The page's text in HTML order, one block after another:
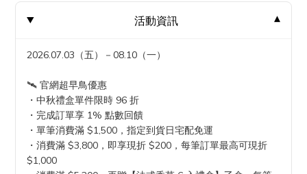
活動資訊
2026.07.03（五）－08.10（一）
🛰️ 官網超早鳥優惠
・中秋禮盒單件限時 96 折
・完成訂單享 1% 點數回饋
・單筆消費滿 $1,500，指定到貨日宅配免運
・消費滿 $3,800，即享現折 $200，每筆訂單最高可現折
$1,000